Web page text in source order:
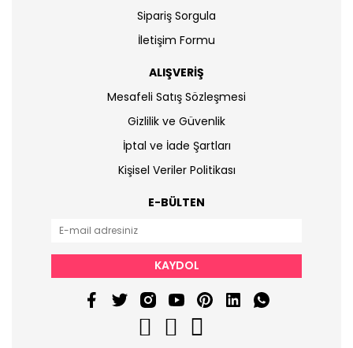
Sipariş Sorgula
İletişim Formu
ALIŞVERİŞ
Mesafeli Satış Sözleşmesi
Gizlilik ve Güvenlik
İptal ve İade Şartları
Kişisel Veriler Politikası
E-BÜLTEN
KAYDOL